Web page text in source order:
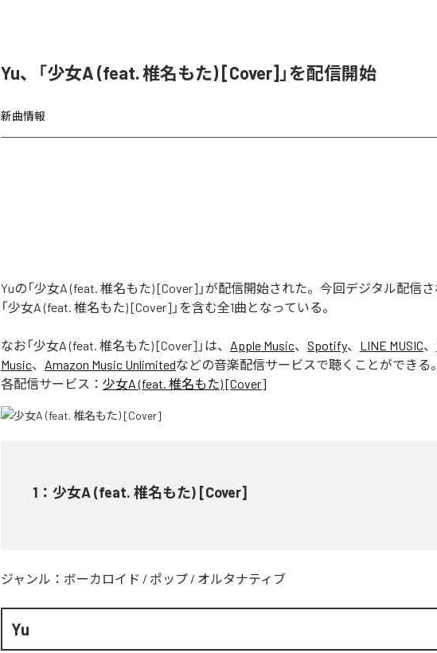
Yu、「少女A (feat. 椎名もた) [Cover]」を配信開始
新曲情報
Yuの「少女A (feat. 椎名もた) [Cover]」が配信開始された。今回デジタル配信
「少女A (feat. 椎名もた) [Cover]」を含む全1曲となっている。
なお「少女A (feat. 椎名もた) [Cover] 」は、 Apple Music、 Spotify、 LINE MUSIC、
Music、 Amazon Music Unlimitedなどの音楽配信サービスで聴くことができる
各配信サービス： 少女A (feat. 椎名もた) [Cover]
1 ： 少女A (feat. 椎名もた) [Cover]
ジャンル： ボーカロイド / ポップ / オルタナティブ
Yu